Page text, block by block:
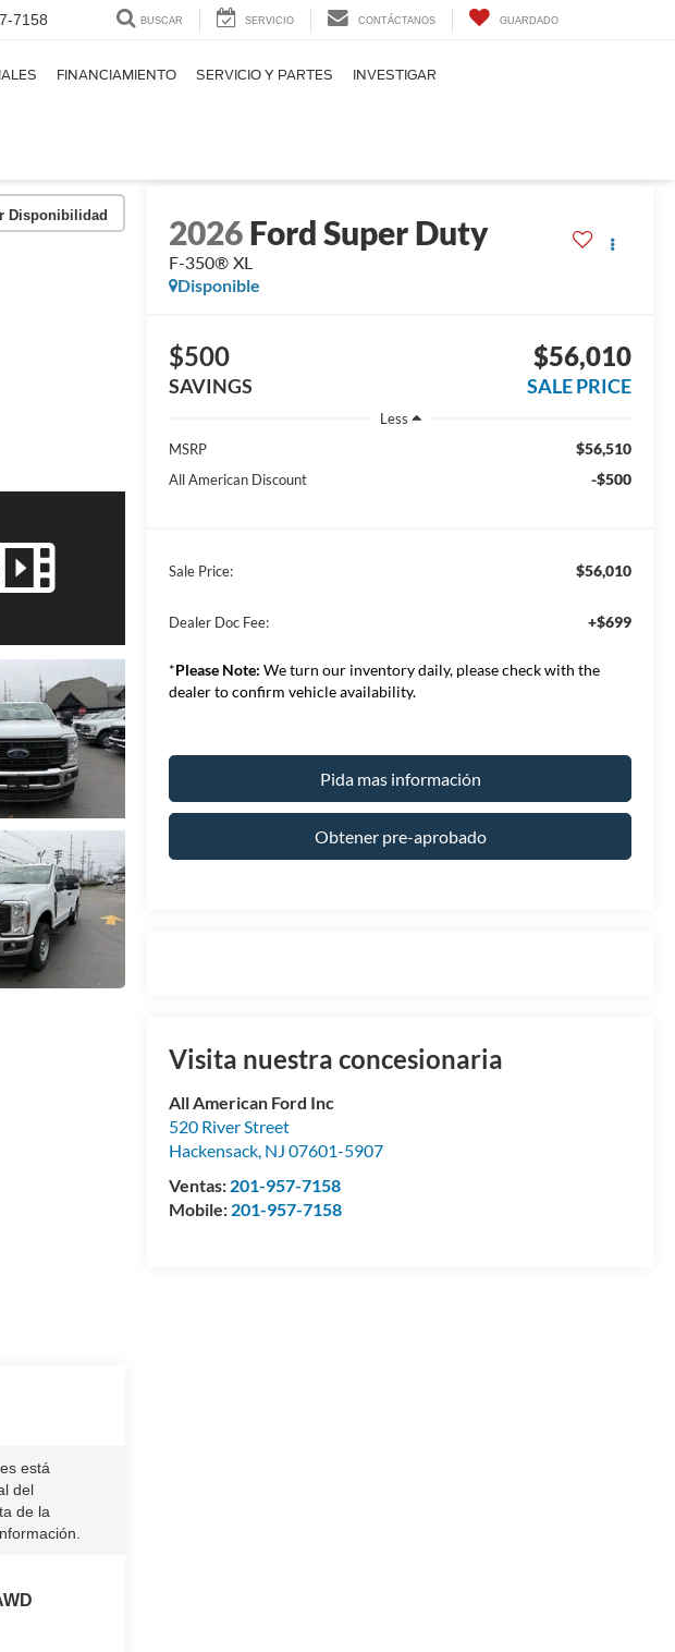
7158 BUSCAR SERVICIO CONTÁCTANOS GUARDADO
FINANCIAMIENTO SERVICIO Y PARTES INVESTIGAR
Disponibilidad 2026Ford Super Duty
F-350® XL
Disponible
$500
SAVINGS
$56,010
SALE PRICE
Less
MSRP
$56,510
All American Discount -$500
Sale Price: $56,010
Dealer Doc Fee: +$699
*Please Note: We turn our inventory daily, please check with the
dealer to confirm vehicle availability.
Pida mas información
Obtener pre-aprobado
Visita nuestra concesionaria
All American Ford Inc
520 River Street
Hackensack, NJ 07601-5907
Ventas: 201-957-7158
Mobile: 201-957-7158
está
del
de la